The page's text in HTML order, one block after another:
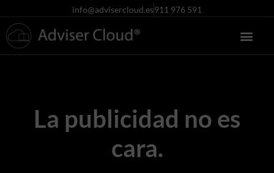
info@advisercloud.es911 976 591
La publicidad no es
cara.